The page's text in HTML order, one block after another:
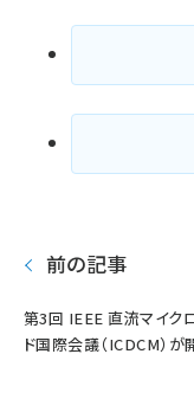
前の記事
第3回 IEEE 直流マイク
ド国際会議（ICDCM）が